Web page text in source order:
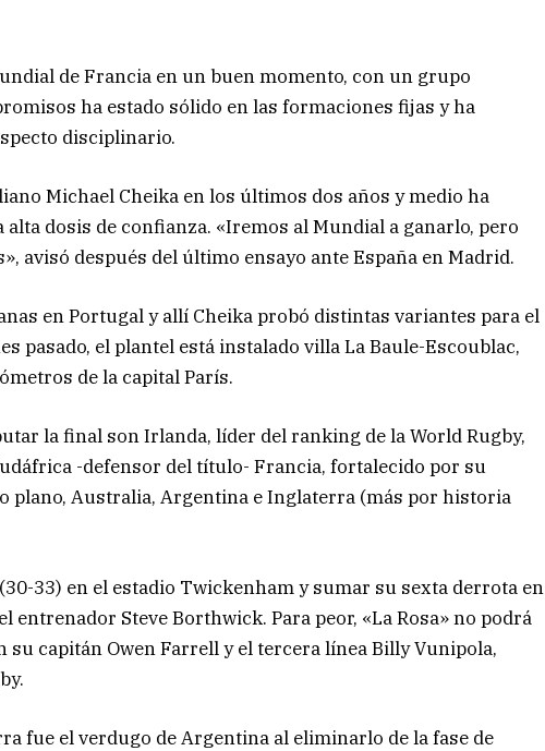
de Francia en un buen momento, con un grupo
ha estado sólido en las formaciones fijas y ha
disciplinario.
Michael Cheika en los últimos dos años y medio ha
dosis de confianza. «Iremos al Mundial a ganarlo, pero
avisó después del último ensayo ante España en Madrid.
en Portugal y allí Cheika probó distintas variantes para el
pasado, el plantel está instalado villa La Baule-Escoublac,
de la capital París.
la final son Irlanda, líder del ranking de la World Rugby,
-defensor del título- Francia, fortalecido por su
plano, Australia, Argentina e Inglaterra (más por historia
33) en el estadio Twickenham y sumar su sexta derrota en
entrenador Steve Borthwick. Para peor, «La Rosa» no podrá
capitán Owen Farrell y el tercera línea Billy Vunipola,
fue el verdugo de Argentina al eliminarlo de la fase de